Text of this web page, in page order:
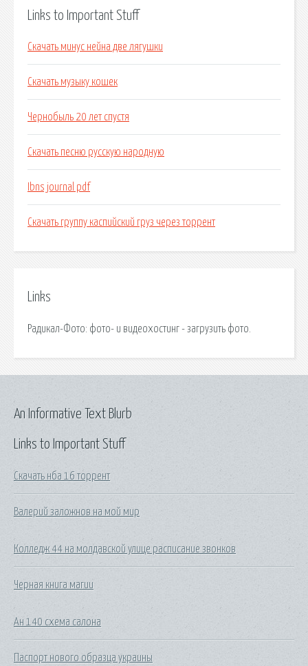
Links to Important Stuff
Скачать минус нейна две лягушки
Скачать музыку кошек
Чернобыль 20 лет спустя
Скачать песню русскую народную
Ibns journal pdf
Скачать группу каспийский груз через торрент
Links
Радикал-Фото: фото- и видеохостинг - загрузить фото.
Links to Important Stuff
Скачать нба 16 торрент
Валерий заложнов на мой мир
Колледж 44 на молдавской улице расписание звонков
Черная книга магии
Ан 140 схема салона
Паспорт нового образца украины
An Informative Text Blurb